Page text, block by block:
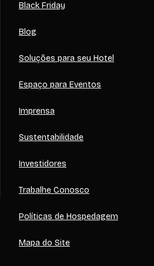
Black Friday
Blog
Soluções para seu Hotel
Espaço para Eventos
Imprensa
Sustentabilidade
Investidores
Trabalhe Conosco
Políticas de Hospedagem
Mapa do Site